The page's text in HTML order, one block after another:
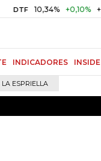
10,34% +0,10% +0,98%
INDICADORES INSIDE
ESPRIELLA